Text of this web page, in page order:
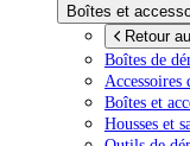
Boîtes et
Retour
Boîtes de
Accessoires
Boîtes et
Housses et